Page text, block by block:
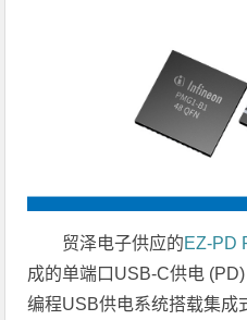
贸泽电子供应的EZ-PD
成的单端口USB-C供电
编程USB供电系统搭载集